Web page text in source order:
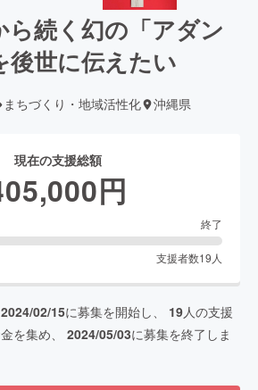
ら続く幻の「アダン
後世に伝えたい
まちづくり・地域活性化 沖縄県
現在の支援総額
円
終了
支援者数19 人
2024/02/15に募集を開始し、 19人の支援
を集め、 2024/05/03に募集を終了しま